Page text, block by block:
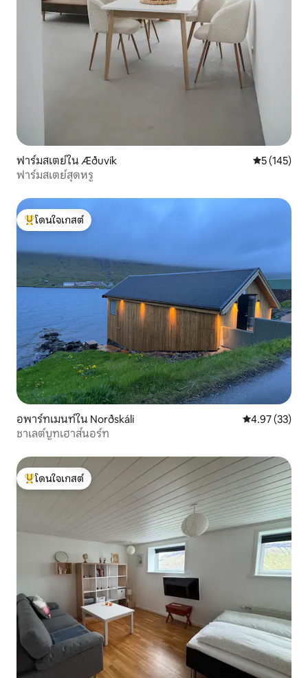
ฟาร์มสเตย์ใน Æðuvík คะแนนเฉลี่ย
5 (145)
ฟาร์มสเตย์สุดหรู
โดนใจเกสต์ที่สุด
โดนใจเกสต์
อพาร์ทเมนท์ใน Norðskáli คะแนนเฉลี่ย
4.97 (33)
ชาเลต์บูทเฮาส์นอร์ท
โดนใจเกสต์ที่สุด
โดนใจเกสต์